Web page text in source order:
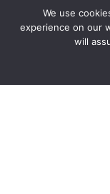
We use
experience on our
will